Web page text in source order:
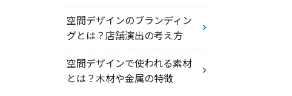
空間デザインのブランディン
グとは？店舗演出の考え方
空間デザインで使われる素材
とは？木材や金属の特徴